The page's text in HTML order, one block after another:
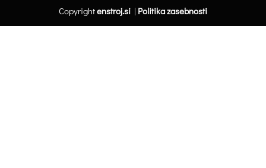
Copyrightenstroj.si| Politika zasebnosti